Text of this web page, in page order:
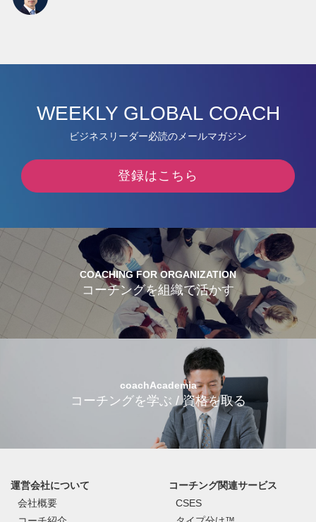
WEEKLY GLOBAL COACH
ビジネスリーダー必読のメールマガジン
登録はこちら
COACHING FOR ORGANIZATION
コーチングを組織で活かす
coachAcademia
コーチングを学ぶ / 資格を取る
運営会社について
会社概要
コーチング関連サービス
CSES